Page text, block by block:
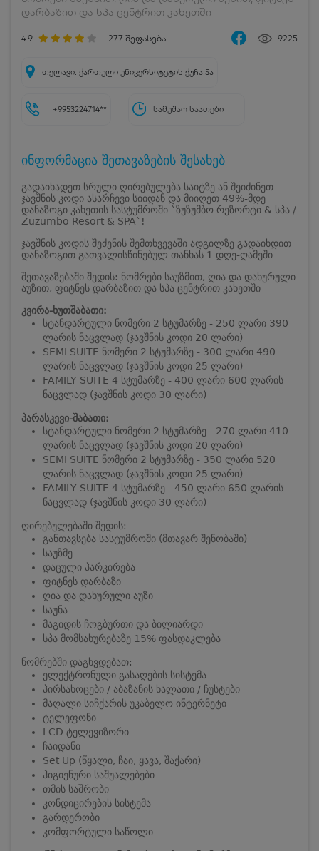
დარბაზით და სპა ცენტრით კახეთში
4.9 277 შეფასება 9225
თელავი. ქართული უნივერსიტეტის ქუჩა 5ა
+9953224714** სამუშაო საათები
ინფორმაცია შეთავაზების შესახებ
გადაიხადეთ სრული ღირებულება საიტზე ან შეიძინეთ
ჯავშნის კოდი ასარჩევი სიიდან და მიიღეთ 49%-მდე
დანაზოგი კახეთის სასტუმროში `ზუზუმბო რეზორტი & სპა /
Zuzumbo Resort & SPA`!
ჯავშნის კოდის შეძენის შემთხვევაში ადგილზე გადაიხდით
დანაზოგით გათვალისწინებულ თანხას 1 დღე-ღამეში
შეთავაზებაში შედის: ნომრები საუზმით, ღია და დახურული
აუზით, ფიტნეს დარბაზით და სპა ცენტრით კახეთში
კვირა-ხუთშაბათი:
სტანდარტული ნომერი 2 სტუმარზე - 250 ლარი 390
ლარის ნაცვლად (ჯავშნის კოდი 20 ლარი)
SEMI SUITE ნომერი 2 სტუმარზე - 300 ლარი 490
ლარის ნაცვლად (ჯავშნის კოდი 25 ლარი)
FAMILY SUITE 4 სტუმარზე - 400 ლარი 600 ლარის
ნაცვლად (ჯავშნის კოდი 30 ლარი)
პარასკევი-შაბათი:
სტანდარტული ნომერი 2 სტუმარზე - 270 ლარი 410
ლარის ნაცვლად (ჯავშნის კოდი 20 ლარი)
SEMI SUITE ნომერი 2 სტუმარზე - 350 ლარი 520
ლარის ნაცვლად (ჯავშნის კოდი 25 ლარი)
FAMILY SUITE 4 სტუმარზე - 450 ლარი 650 ლარის
ნაცვლად (ჯავშნის კოდი 30 ლარი)
ღირებულებაში შედის:
განთავსება სასტუმროში (მთავარ შენობაში)
საუზმე
დაცული პარკირება
ფიტნეს დარბაზი
ღია და დახურული აუზი
საუნა
მაგიდის ჩოგბურთი და ბილიარდი
სპა მომსახურებაზე 15% ფასდაკლება
ნომრებში დაგხვდებათ:
ელექტრონული გასაღების სისტემა
პირსახოცები / აბაზანის ხალათი / ჩუსტები
მაღალი სიჩქარის უკაბელო ინტერნეტი
ტელეფონი
LCD ტელევიზორი
ჩაიდანი
Set Up (წყალი, ჩაი, ყავა, შაქარი)
ჰიგიენური საშუალებები
თმის საშრობი
კონდიცირების სისტემა
გარდერობი
კომფორტული საწოლი